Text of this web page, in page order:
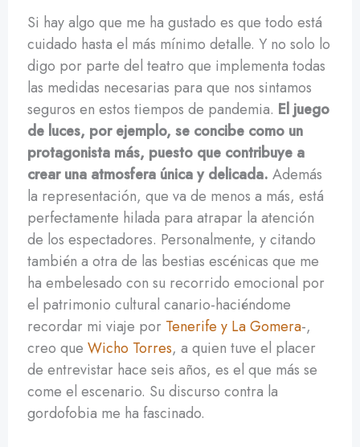
Si hay algo que me ha gustado es que todo está
cuidado hasta el más mínimo detalle. Y no solo lo
digo por parte del teatro que implementa todas
las medidas necesarias para que nos sintamos
seguros en estos tiempos de pandemia. El juego
de luces, por ejemplo, se concibe como un
protagonista más, puesto que contribuye a
crear una atmosfera única y delicada. Además
la representación, que va de menos a más, está
perfectamente hilada para atrapar la atención
de los espectadores. Personalmente, y citando
también a otra de las bestias escénicas que me
ha embelesado con su recorrido emocional por
el patrimonio cultural canario-haciéndome
recordar mi viaje por Tenerife y La Gomera-,
creo que Wicho Torres, a quien tuve el placer
de entrevistar hace seis años, es el que más se
come el escenario. Su discurso contra la
gordofobia me ha fascinado.